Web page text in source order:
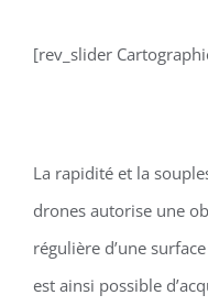
[rev_slider
La rapidité et la
drones autorise une
régulière d’une
est ainsi possible